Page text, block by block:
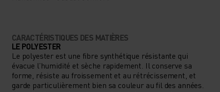
CARACTÉRISTIQUES DES MATIÈRES
LE POLYESTER
Le polyester est une fibre synthétique résistante qui
évacue l’humidité et sèche rapidement. Il conserve sa
forme, résiste au froissement et au rétrécissement, et
garde particulièrement bien sa couleur au fil des années.